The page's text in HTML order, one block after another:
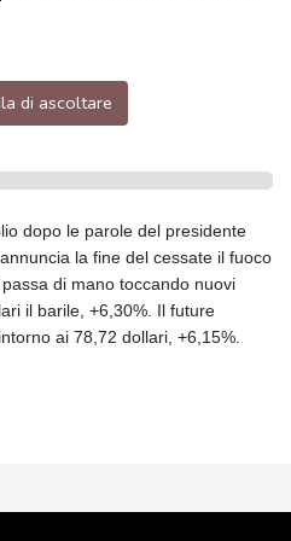
di ascoltare
dopo le parole del presidente
la fine del cessate il fuoco
di mano toccando nuovi
il barile, +6,30%. Il future
ai 78,72 dollari, +6,15%.